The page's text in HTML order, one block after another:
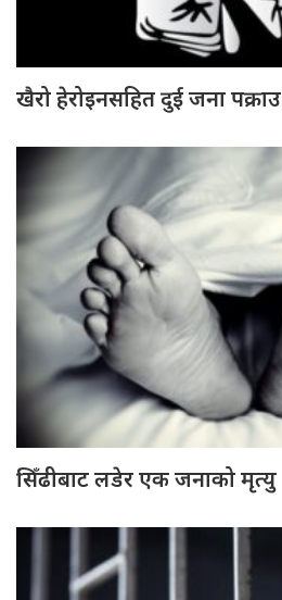
खैरो हेरोइनसहित दुई जना पक्राउ
सिँढीबाट लडेर एक जनाको मृत्यु